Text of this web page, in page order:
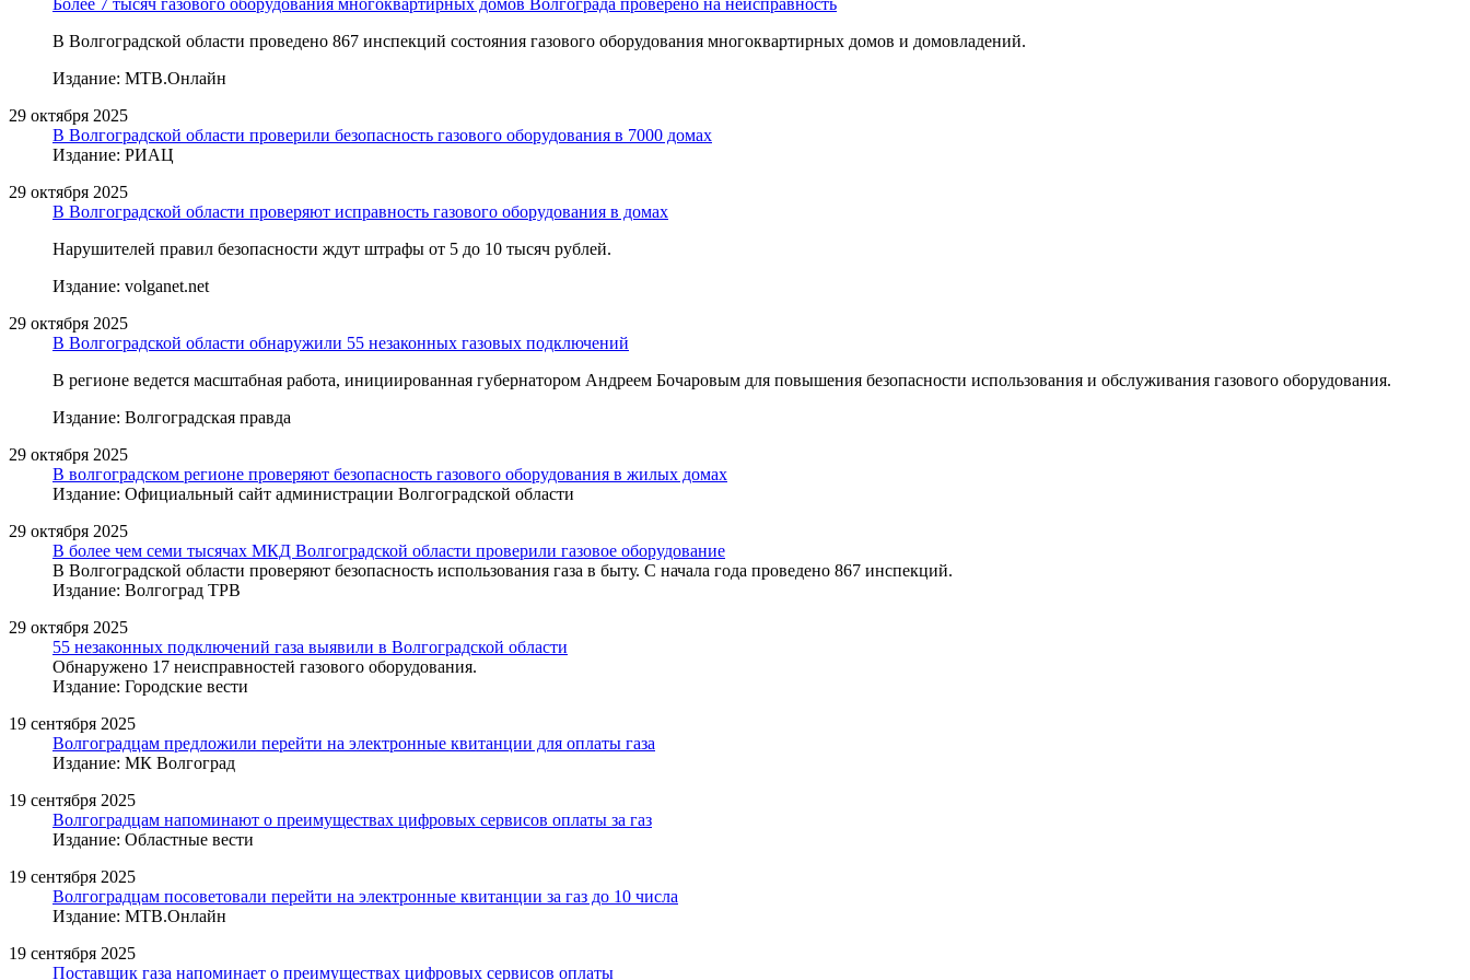
В Волгоградской области проведено 867 инспекций состояния газового оборудования многоквартирных домов и домовладений.
Издание: МТВ.Онлайн
29 октября 2025
В Волгоградской области проверили безопасность газового оборудования в 7000 домах
Издание: РИАЦ
29 октября 2025
В Волгоградской области проверяют исправность газового оборудования в домах
Нарушителей правил безопасности ждут штрафы от 5 до 10 тысяч рублей.
Издание: volganet.net
29 октября 2025
В Волгоградской области обнаружили 55 незаконных газовых подключений
В регионе ведется масштабная работа, инициированная губернатором Андреем Бочаровым для повышения безопасности использования и обслуживания газового оборудования.
Издание: Волгоградская правда
29 октября 2025
В волгоградском регионе проверяют безопасность газового оборудования в жилых домах
Издание: Официальный сайт администрации Волгоградской области
29 октября 2025
В более чем семи тысячах МКД Волгоградской области проверили газовое оборудование
В Волгоградской области проверяют безопасность использования газа в быту. С начала года проведено 867 инспекций.
Издание: Волгоград ТРВ
29 октября 2025
55 незаконных подключений газа выявили в Волгоградской области
Обнаружено 17 неисправностей газового оборудования.
Издание: Городские вести
19 сентября 2025
Волгоградцам предложили перейти на электронные квитанции для оплаты газа
Издание: МК Волгоград
19 сентября 2025
Волгоградцам напоминают о преимуществах цифровых сервисов оплаты за газ
Издание: Областные вести
19 сентября 2025
Волгоградцам посоветовали перейти на электронные квитанции за газ до 10 числа
Издание: МТВ.Онлайн
19 сентября 2025
Поставщик газа напоминает о преимуществах цифровых сервисов оплаты